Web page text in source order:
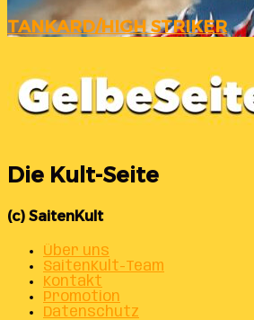
TANKARD/HIGH STRIKER
Die Kult-Seite
(c) SaitenKult
Über uns
SaitenKult-Team
Kontakt
Promotion
Datenschutz